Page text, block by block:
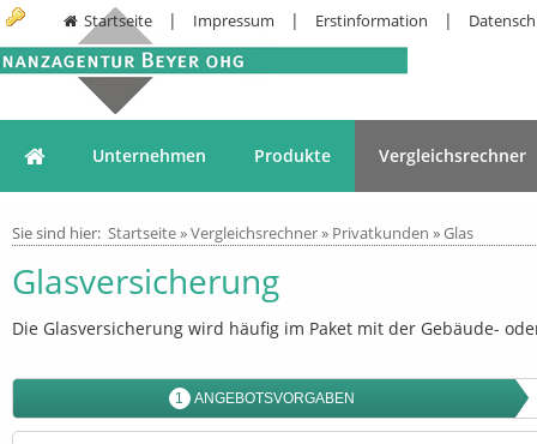
Startseite | Impressum | Erstinformation |
Unternehmen Produkte Vergleichsrechner
Sie sind hier: Startseite»Vergleichsrechner» Privatkunden »Glas
Glasversicherung
Die Glasversicherung wird häufig im Paket mit der Gebäude-